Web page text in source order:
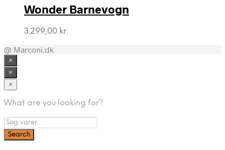
2.499,00 kr..
Wonder Barnevogn
3.299,00 kr.
@ Marconi.dk
×
×
×
What are you looking for?